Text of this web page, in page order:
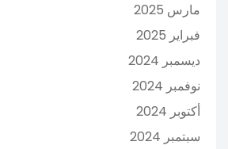
مارس 2025
فبراير 2025
ديسمبر 2024
نوفمبر 2024
أكتوبر 2024
سبتمبر 2024